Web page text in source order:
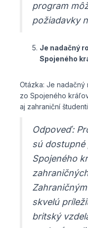
program
požiadavky
Je nadačný
Spojeného
Otázka: Je
zo Spojeného
aj zahraniční
Odpoveď:
sú
Spojeného
skvelú
britský